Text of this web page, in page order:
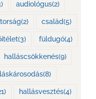
audiológus(2)
(2) család(5)
(3) füldugó(4)
halláscsökkenés(9)
(8)
hallásvesztés(4)